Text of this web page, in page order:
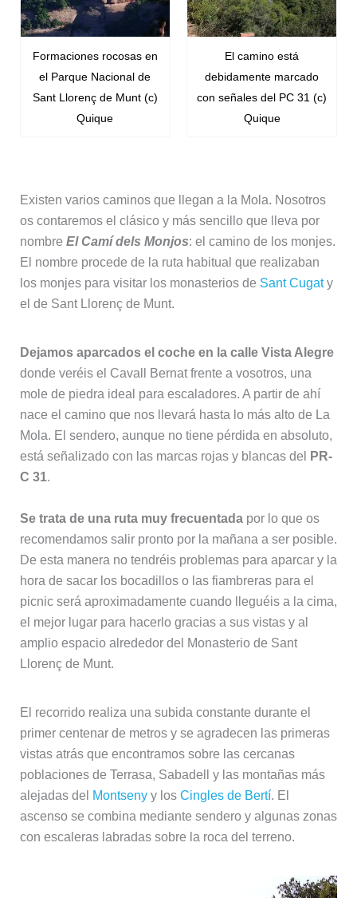
Formaciones rocosas en
el Parque Nacional de
Sant Llorenç de Munt (c)
Quique
El camino está
debidamente marcado
con señales del PC 31 (c)
Quique
Existen varios caminos que llegan a la Mola. Nosotros
os contaremos el clásico y más sencillo que lleva por
nombre El Camí dels Monjos: el camino de los monjes.
El nombre procede de la ruta habitual que realizaban
los monjes para visitar los monasterios de Sant Cugaty
el de Sant Llorenç de Munt.
Dejamos aparcados el coche en la calle Vista Alegre
donde veréis el Cavall Bernat frente a vosotros, una
mole de piedra ideal para escaladores. A partir de ahí
nace el camino que nos llevará hasta lo más alto de La
Mola. El sendero, aunque no tiene pérdida en absoluto,
está señalizado con las marcas rojas y blancas del
PR-
C 31.
Se trata de una ruta muy frecuentadapor lo que os
recomendamos salir pronto por la mañana a ser posible.
De esta manera no tendréis problemas para aparcar y la
hora de sacar los bocadillos o las fiambreras para el
picnic será aproximadamente cuando lleguéis a la cima,
el mejor lugar para hacerlo gracias a sus vistas y al
amplio espacio alrededor del Monasterio de Sant
Llorenç de Munt.
El recorrido realiza una subida constante durante el
primer centenar de metros y se agradecen las primeras
vistas atrás que encontramos sobre las cercanas
poblaciones de Terrasa, Sabadell y las montañas más
alejadas del
Montsenyy los Cingles de Bertí. El
ascenso se combina mediante sendero y algunas zonas
con escaleras labradas sobre la roca del terreno.